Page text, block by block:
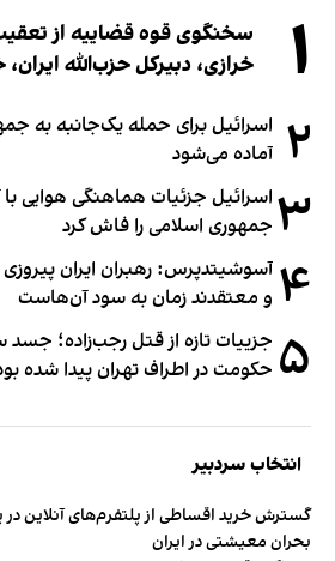
۱
سخنگوی قوه قضاییه از
خرازی، دبیر‌کل حزب‌الله ایران،
۲ اسرائیل برای حمله یک‌جانبه به
آماده می‌شود
۳ اسرائیل جزئیات هماهنگی هوایی با
جمهوری اسلامی را فاش کرد
۴ آسوشیتدپرس: رهبران ایران
و معتقدند زمان به سود آن‌هاست
۵ جزییات تازه از قتل رجب‌زاده؛
حکومت در اطراف تهران پیدا شده
انتخاب سردبیر
گسترش خرید اقساطی از پلتفرم‌های آنلاین در
بحران معیشتی در ایران